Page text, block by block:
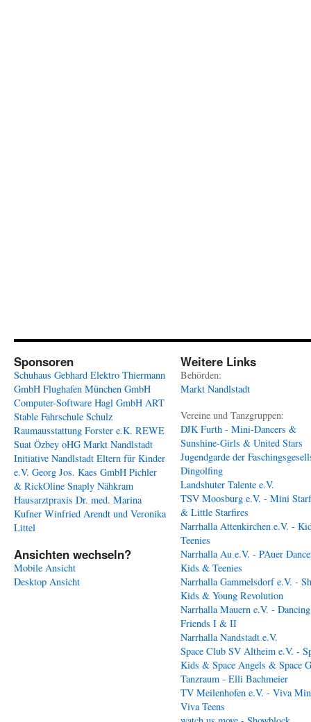
Sponsoren
Schuhaus Gebhard Elektro Thiermann
GmbH Flughafen München GmbH
Computer-Software Hagl GmbH ART
Stable Fahrschule Schulz
Raumausstattung Forster e.K. REWE
Suat Özbey oHG Markt Nandlstadt
Initiative Nandlstadt Eltern für Kinder
e.V. Georg Jos. Kaes GmbH Pichler
& RickOline Snaply Nähkram
Hausarztpraxis Dr. med. Marina
Kufner Winfried Arendt und Veronika
Littel
Ansichten wechseln?
Mobile Ansicht
Desktop Ansicht
Weitere Links
Behörden:
Markt Nandlstadt
Vereine und Tanzgruppen:
DJK Furth - Mini-Dancers &
Sunshine-Girls & United Stars
Jugendgarde der
Dingolfing
Landshuter Talente e.V.
TSV Moosburg e.V. - Mini
& Little Starfires
Narrhalla Attenkirchen e.V. -
Teenies
Narrhalla Au e.V. - PAuer
Kids & Teenies
Narrhalla Gammelsdorf e.V. -
Kids & Young Revolution
Narrhalla Mauern e.V. - Dancing
Friends I & II
Narrhalla Nandstadt e.V.
Space Club SV Altheim e.V. -
Kids & Space Angels & Space
Tanzraum - Elli Bachmeier
TV Meilenhofen e.V. - Viva
Viva Teens